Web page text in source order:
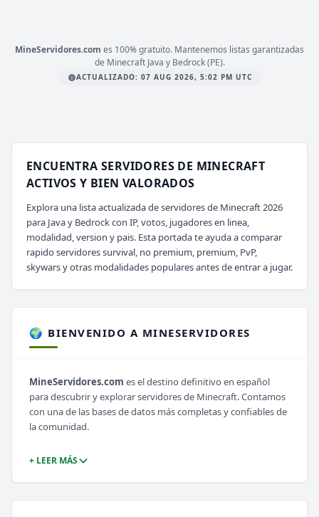
MineServidores.com es 100% gratuito. Mantenemos listas garantizadas
de Minecraft Java y Bedrock (PE).
ACTUALIZADO: 07 AUG 2026, 5:02 PM UTC
ENCUENTRA SERVIDORES DE MINECRAFT
ACTIVOS Y BIEN VALORADOS
Explora una lista actualizada de servidores de Minecraft 2026
para Java y Bedrock con IP, votos, jugadores en linea,
modalidad, version y pais. Esta portada te ayuda a comparar
rapido servidores survival, no premium, premium, PvP,
skywars y otras modalidades populares antes de entrar a jugar.
🌍 BIENVENIDO A MINESERVIDORES
MineServidores.com es el destino definitivo en español
para descubrir y explorar servidores de Minecraft. Contamos
con una de las bases de datos más completas y confiables de
la comunidad.
+ LEER MÁS